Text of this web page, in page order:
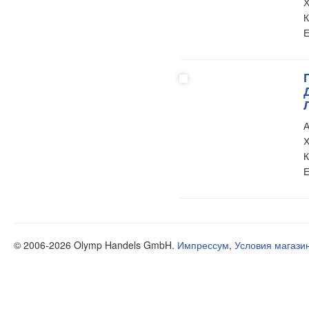
© 2006-2026 Olymp Handels GmbH. Импрессум, Условия